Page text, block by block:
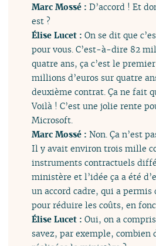
Marc Mossé : D’accord ! Et
est ?
Élise Lucet : On se dit que
pour vous. C’est-à-dire 82
quatre ans, ça c’est le
millions d’euros sur quatre
deuxième contrat. Ça ne fait
Voilà ! C’est une jolie rente
Microsoft.
Marc Mossé : Non. Ça n’est
Il y avait environ trois mille
instruments contractuels
ministère et l’idée ça a été
un accord cadre, qui a
pour réduire les coûts, en
Élise Lucet : Oui, on a
savez, par exemple, combien